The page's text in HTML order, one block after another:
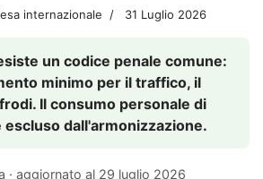
internazionale 31 Luglio 2026
un codice penale comune:
minimo per il traffico, il
Il consumo personale di
escluso dall'armonizzazione.
aggiornato al 29 luglio 2026